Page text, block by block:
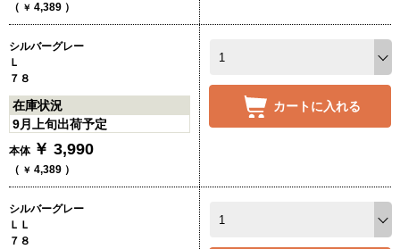
（ ￥ 4,389 ）
シルバーグレー
Ｌ
７８
在庫状況
9月上旬出荷予定
本体 ￥ 3,990
（ ￥ 4,389 ）
カートに入れる
シルバーグレー
ＬＬ
７８